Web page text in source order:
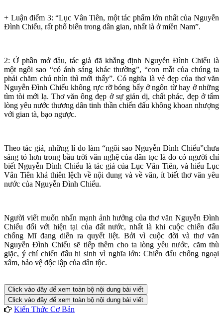
+ Luận điểm 3: “Lục Vân Tiên, một tác phẩm lớn nhất của Nguyễn
Đình Chiểu, rất phổ biến trong dân gian, nhất là ở miền Nam”.
2: Ở phần mở đầu, tác giả đã khẳng định Nguyễn Đình Chiểu là
một ngôi sao “có ánh sáng khác thường”, “con mắt của chúng ta
phải chăm chú nhìn thì mới thấy”. Có nghĩa là vẻ đẹp của thơ văn
Nguyễn Đình Chiểu không rực rỡ bóng bẩy ở ngôn từ hay ở những
tìm tòi mới lạ. Thơ văn ông đẹp ở sự giản dị, chất phác, đẹp ở tấm
lòng yêu nước thương dân tinh thần chiến đấu không khoan nhượng
với gian tà, bạo ngược.
Theo tác giả, những lí do làm “ngôi sao Nguyễn Đình Chiểu”chưa
sáng tỏ hơn trong bầu trời văn nghệ của dân tọc là do có người chỉ
biết Nguyễn Đình Chiểu là tác giả của Lục Vân Tiên, và hiểu Lục
Vân Tiên khá thiên lệch về nội dung và về văn, ít biết thơ văn yêu
nước của Nguyễn Đình Chiểu.
Người viết muốn nhấn mạnh ảnh hưởng của thơ văn Nguyễn Đình
Chiểu đối với hiện tại của đất nước, nhất là khi cuộc chiến đấu
chống Mĩ đang diễn ra quyết liệt. Bởi vì cuộc đời và thơ văn
Nguyễn Đình Chiểu sẽ tiếp thêm cho ta lòng yêu nước, căm thù
giặc, ý chí chiến đấu hi sinh vì nghĩa lớn: Chiến đấu chống ngoại
xâm, bảo vệ độc lập của dân tộc.
Click vào đây để xem toàn bộ nội dung bài viết
Click vào đây để xem toàn bộ nội dung bài viết
Kiến Thức Cơ Bản